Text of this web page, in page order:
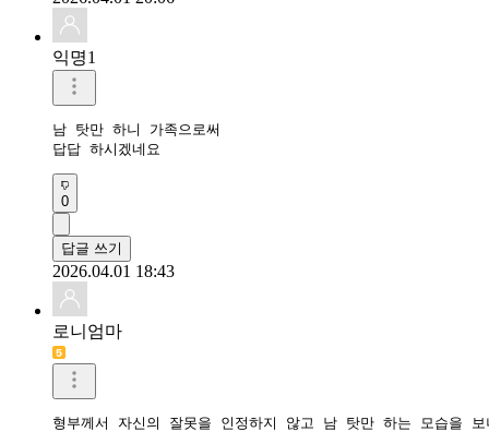
익명1
남 탓만 하니 가족으로써
답답 하시겠네요
0
답글 쓰기
2026.04.01 18:43
로니엄마
형부께서 자신의 잘못을 인정하지 않고 남 탓만 하는 모습을